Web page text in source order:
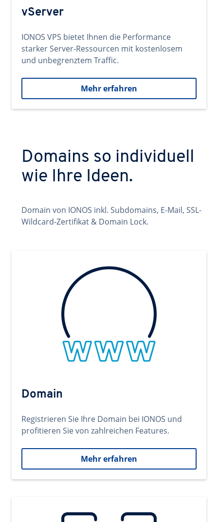
vServer
IONOS VPS bietet Ihnen die Performance
starker Server-Ressourcen mit kostenlosem
und unbegrenztem Traffic.
Mehr erfahren
Domains so individuell
wie Ihre Ideen.
Domain von IONOS inkl. Subdomains, E-Mail, SSL-
Wildcard-Zertifikat & Domain Lock.
Domain
Registrieren Sie Ihre Domain bei IONOS und
profitieren Sie von zahlreichen Features.
Mehr erfahren